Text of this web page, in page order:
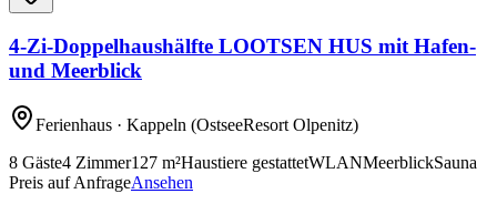
4-Zi-Doppelhaushälfte LOOTSEN HUS mit Hafen-
und Meerblick
Ferienhaus · Kappeln (OstseeResort Olpenitz)
8 Gäste4 Zimmer127 m²Haustiere gestattetWLANMeerblickSauna
Preis auf AnfrageAnsehen